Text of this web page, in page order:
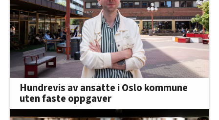
Hundrevis av ansatte i Oslo kommune
uten faste oppgaver